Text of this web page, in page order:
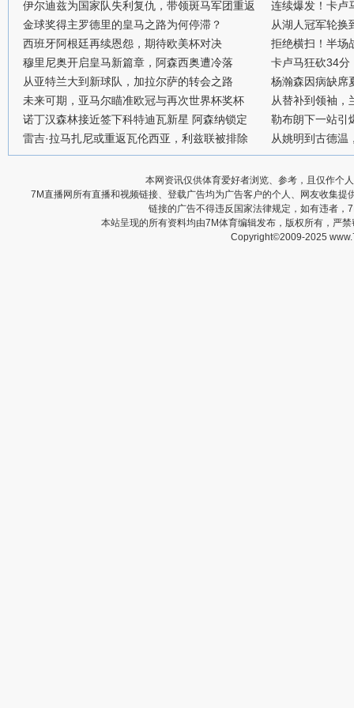
伊尔迪兹为国家队失利复仇，带领斑马军团重返
金球奖得主罗德里的皇马之路为何停滞？
西班牙阿根廷再续恩怨，期待欧美杯对决
穆里尼奥开启皇马新篇章，阿森西奥遭冷落
从亚特兰大到新球队，加拉尔萨的转会之路
未来可期，亚马尔瞄准欧冠与再次世界杯奖杯
诺丁汉森林接近签下科特迪瓦新星 阿森纳锁定
雷吉·拉马扎尼或重返瓦伦西亚，利兹联被排除
连续爆发！卡卢
从湖人冠军轮换
拒绝横扫！半场
卡卢马狂砍34分
杨瀚森因病缺席
从替补到领袖，
勒布朗下一站引
从姚明到古德温
本网资讯仅供体育爱好者浏览、参考，且仅作个
7M直播网所有直播和视频链接、登载广告均为广告客户的个人、网友收集
链接的广告不得违反国家法律规定，如有违者
本站呈现的所有资料均由7M体育编辑发布，版权所有，严
Copyright©2009-2025